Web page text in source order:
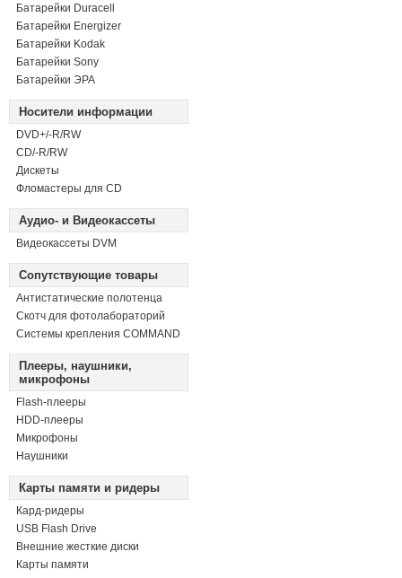
Батарейки Duracell
Батарейки Energizer
Батарейки Kodak
Батарейки Sony
Батарейки ЭРА
Носители информации
DVD+/-R/RW
СD/-R/RW
Дискеты
Фломастеры для CD
Аудио- и Видеокассеты
Видеокассеты DVM
Сопутствующие товары
Антистатические полотенца
Скотч для фотолабораторий
Системы крепления COMMAND
Плееры, наушники,
микрофоны
Flash-плееры
HDD-плееры
Микрофоны
Наушники
Карты памяти и ридеры
Кард-ридеры
USB Flash Drive
Внешние жесткие диски
Карты памяти